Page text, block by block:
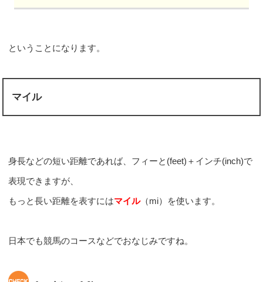
ということになります。
マイル
身長などの短い距離であれば、フィーと(feet)＋インチ(inch)で
表現できますが、
もっと長い距離を表すにはマイル（mi）を使います。
日本でも競馬のコースなどでおなじみですね。